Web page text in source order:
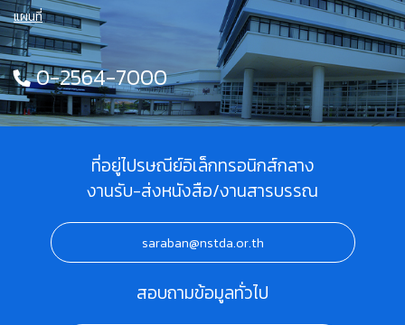
แผนที่
0-2564-7000
ที่อยู่ไปรษณีย์อิเล็กทรอนิกส์กลาง
งานรับ-ส่งหนังสือ/งานสารบรรณ
saraban@nstda.or.th
สอบถามข้อมูลทั่วไป